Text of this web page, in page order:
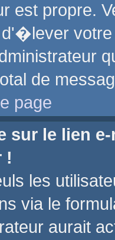
est propre.
de
page
sur le lien
!
les
via le
aurait